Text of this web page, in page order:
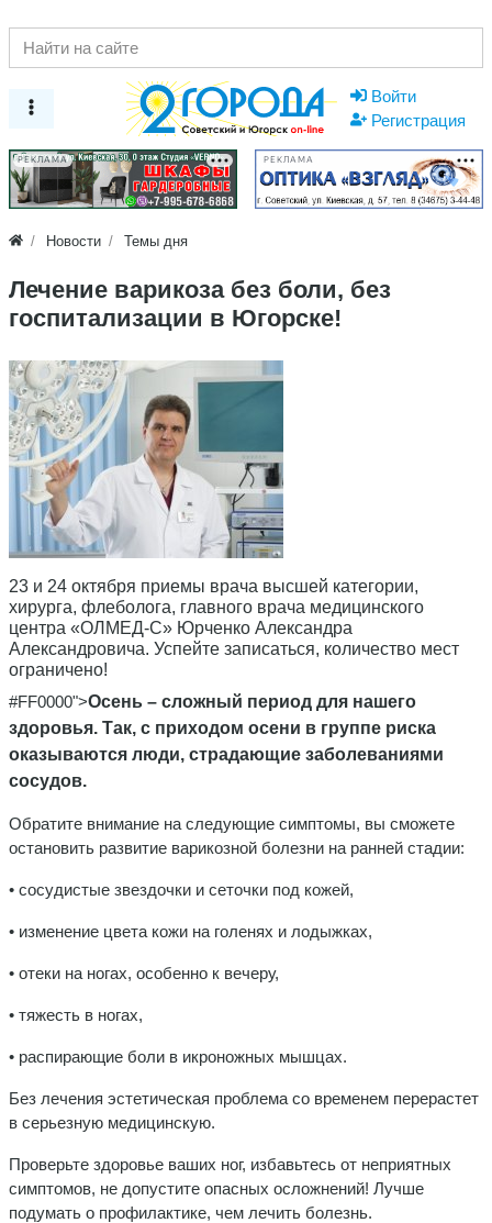
Войти
Регистрация
РЕКЛАМА РЕКЛАМА
Новости Темы дня
Лечение варикоза без боли, без
госпитализации в Югорске!
23 и 24 октября приемы врача высшей категории,
хирурга, флеболога, главного врача медицинского
центра «ОЛМЕД-С» Юрченко Александра
Александровича. Успейте записаться, количество мест
ограничено!
#FF0000">Осень – сложный период для нашего
здоровья. Так, с приходом осени в группе риска
оказываются люди, страдающие заболеваниями
сосудов.
Обратите внимание на следующие симптомы, вы сможете
остановить развитие варикозной болезни на ранней стадии:
• сосудистые звездочки и сеточки под кожей,
• изменение цвета кожи на голенях и лодыжках,
• отеки на ногах, особенно к вечеру,
• тяжесть в ногах,
• распирающие боли в икроножных мышцах.
Без лечения эстетическая проблема со временем перерастет
в серьезную медицинскую.
Проверьте здоровье ваших ног, избавьтесь от неприятных
симптомов, не допустите опасных осложнений! Лучше
подумать о профилактике, чем лечить болезнь.